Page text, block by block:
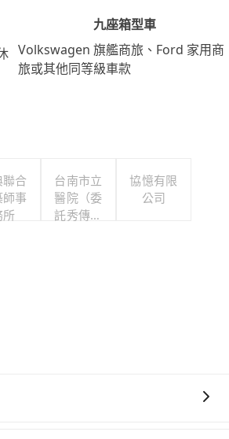
九座箱型車
Volkswagen 旗艦商旅、Ford 家用商
旅或其他同等級車款
合
事
所
台南市立
醫院（委
託秀傳醫
協憶有限
公司